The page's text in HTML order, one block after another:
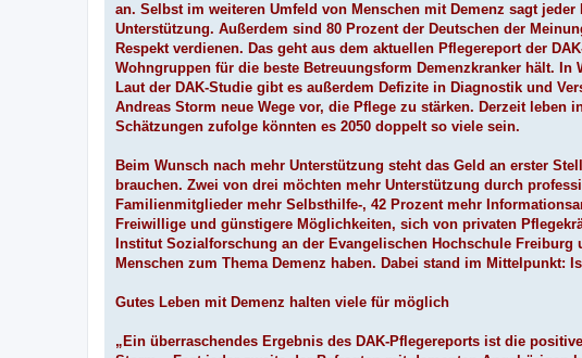
an. Selbst im weiteren Umfeld von Menschen mit Demenz sagt
Unterstützung. Außerdem sind 80 Prozent der Deutschen der
Respekt verdienen. Das geht aus dem aktuellen Pflegereport der
Wohngruppen für die beste Betreuungsform Demenzkranker hält.
Laut der DAK-Studie gibt es außerdem Defizite in Diagnostik und
Andreas Storm neue Wege vor, die Pflege zu stärken. Derzeit leben
Schätzungen zufolge könnten es 2050 doppelt so viele sein.
Beim Wunsch nach mehr Unterstützung steht das Geld an erster
brauchen. Zwei von drei möchten mehr Unterstützung durch
Familienmitglieder mehr Selbsthilfe-, 42 Prozent mehr
Freiwillige und günstigere Möglichkeiten, sich von privaten
Institut Sozialforschung an der Evangelischen Hochschule
Menschen zum Thema Demenz haben. Dabei stand im Mittelpunkt:
Gutes Leben mit Demenz halten viele für möglich
„Ein überraschendes Ergebnis des DAK-Pflegereports ist die